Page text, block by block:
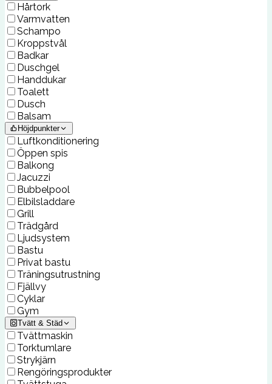
Hårtork
Varmvatten
Schampo
Kroppstvål
Badkar
Duschgel
Handdukar
Toalett
Dusch
Balsam
Höjdpunkter
Luftkonditionering
Öppen spis
Balkong
Jacuzzi
Bubbelpool
Elbilsladdare
Grill
Trädgård
Ljudsystem
Bastu
Privat bastu
Träningsutrustning
Fjällvy
Cyklar
Gym
Tvätt & Städ
Tvättmaskin
Torktumlare
Strykjärn
Rengöringsprodukter